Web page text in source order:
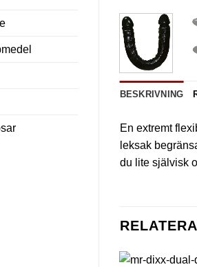
BESKRIVNING
En extremt
leksak
du lite självisk